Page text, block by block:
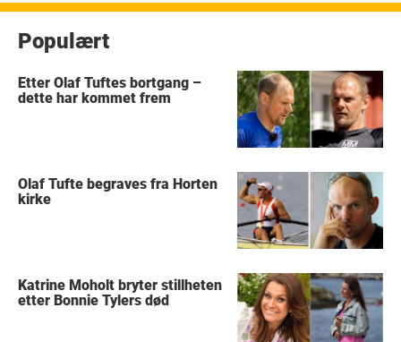
Populært
Etter Olaf Tuftes bortgang –
dette har kommet frem
Olaf Tufte begraves fra Horten
kirke
Katrine Moholt bryter stillheten
etter Bonnie Tylers død